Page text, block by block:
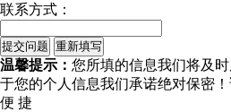
联系方式：
温馨提示： 您所填的信息我们将及
于您的个人信息我们承诺绝对保密
便 捷